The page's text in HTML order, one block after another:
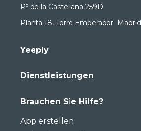
Pº de la Castellana 259D
Planta 18, Torre Emperador Madrid
Yeeply
Dienstleistungen
Brauchen Sie Hilfe?
App erstellen